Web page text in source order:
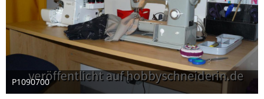
P1090700
30. Dezember 2012